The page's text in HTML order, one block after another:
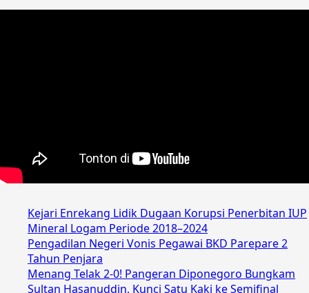
Kejari Enrekang Lidik Dugaan Korupsi Penerbitan IUP
Mineral Logam Periode 2018–2024
Pengadilan Negeri Vonis Pegawai BKD Parepare 2
Tahun Penjara
Menang Telak 2-0! Pangeran Diponegoro Bungkam
Sultan Hasanuddin, Kunci Satu Kaki ke Semifinal